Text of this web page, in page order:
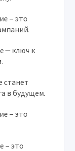
– это
⎼ ключ к
станет
в будущем.
– это
– это